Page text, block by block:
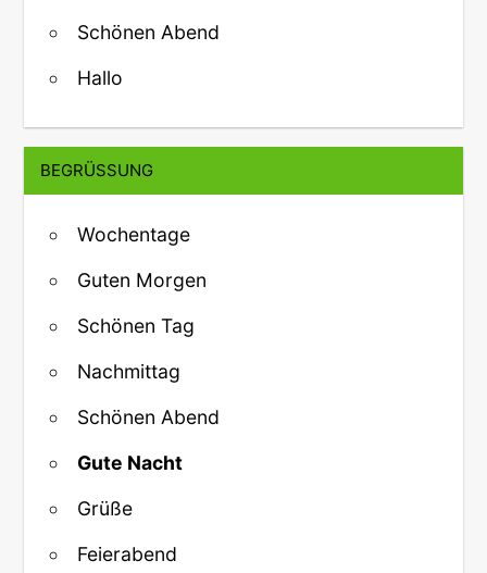
Schönen Abend
Hallo
BEGRÜSSUNG
Wochentage
Guten Morgen
Schönen Tag
Nachmittag
Schönen Abend
Gute Nacht
Grüße
Feierabend